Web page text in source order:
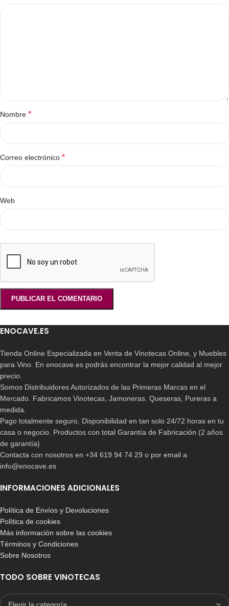
Nombre *
Correo electrónico *
Web
ENOCAVE.ES
Tienda Online Especializada en Venta de Vinotecas Online, y Muebles
para Vino. En enocave.es podrás encontrar la mejor calidad al mejor
precio.
Somos Distribuidores Autorizados de las Primeras Marcas en el
Mercado. Fabricamos Vinotecas, Jamoneras. Queseras, Pureras a
medida.
Pago totalmente seguro. Disponibilidad en tan solo 24/72 horas en tu
casa o negocio. Productos con total Garantía de Fabricación (2 años
de garantía)
Contacta con nosotros en +34 619 94 74 29 o por email a
info@enocave.es
INFORMACIONES ADICIONALES
Política de Envíos y Devoluciones
Política de cookies
Más información sobre las cookies
Términos y Condiciones
Sobre Nosotros
TODO SOBRE VINOTECAS